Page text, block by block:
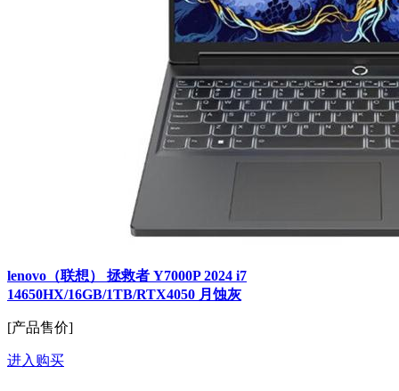
lenovo（联想） 拯救者 Y7000P 2024 i7
14650HX/16GB/1TB/RTX4050 月蚀灰
[产品售价]
进入购买